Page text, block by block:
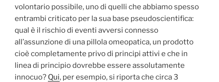
volontario possibile, uno di quelli che abbiamo spesso
entrambi criticato per la sua base pseudoscientifica:
qual è il rischio di eventi avversi connesso
all’assunzione di una pillola omeopatica, un prodotto
cioè completamente privo di principi attivi e che in
linea di principio dovrebbe essere assolutamente
innocuo? Qui, per esempio, si riporta che circa 3